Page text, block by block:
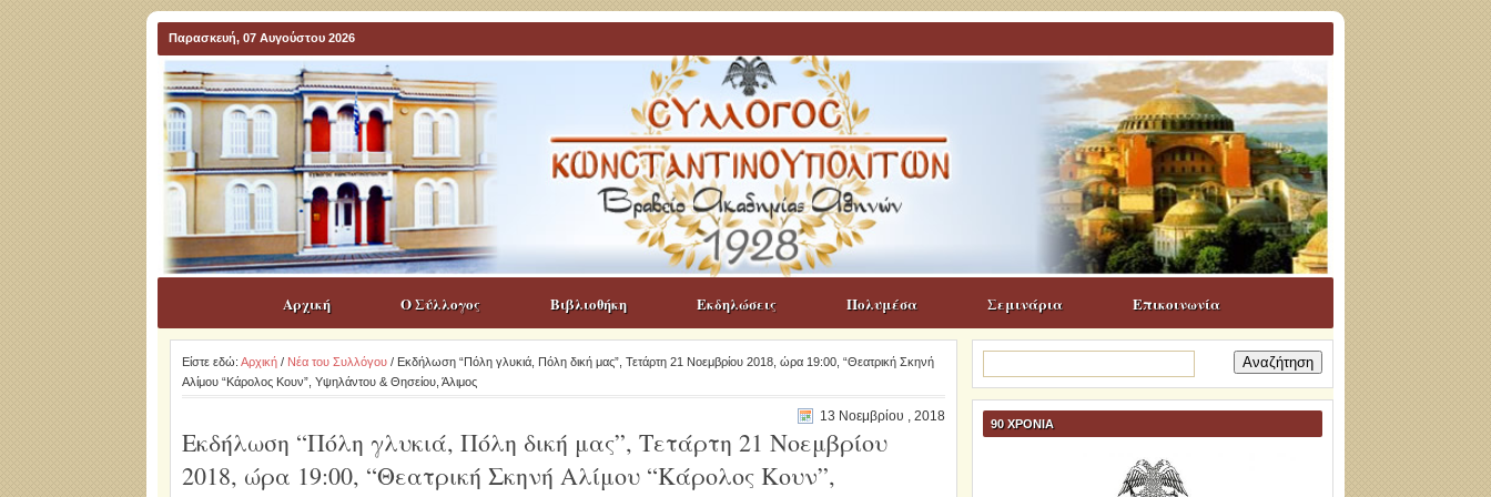
Παρασκευή, 07 Αυγούστου 2026
Αρχική Ο Σύλλογος Βιβλιοθήκη Εκδηλώσεις Πολυμέσα Σεμινάρια Επικοινωνία
Είστε εδώ: Αρχική/ Νέα του Συλλόγου/ Εκδήλωση “Πόλη γλυκιά, Πόλη δική μας”, Τετάρτη 21 Νοεμβρίου 2018, ώρα 19:00, “Θεατρική Σκηνή
Αλίμου “Κάρολος Κουν”, Υψηλάντου & Θησείου, Άλιμος
13 Νοεμβρίου , 2018
Εκδήλωση “Πόλη γλυκιά, Πόλη δική μας”, Τετάρτη 21 Νοεμβρίου
2018, ώρα 19:00, “Θεατρική Σκηνή Αλίμου “Κάρολος Κουν”,
για:
90 ΧΡΟΝΙΑ